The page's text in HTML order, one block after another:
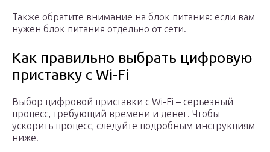
Также обратите внимание на блок питания: если вам
нужен блок питания отдельно от сети.
Как правильно выбрать цифровую
приставку с Wi-Fi
Выбор цифровой приставки с Wi-Fi – серьезный
процесс, требующий времени и денег. Чтобы
ускорить процесс, следуйте подробным инструкциям
ниже.